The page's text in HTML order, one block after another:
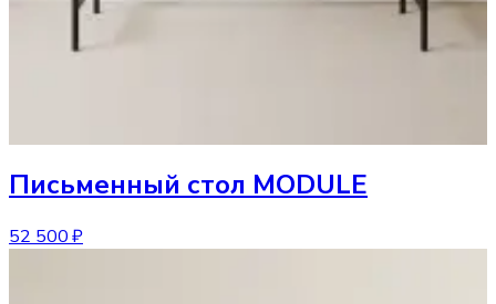
Письменный стол MODULE
52 500 ₽